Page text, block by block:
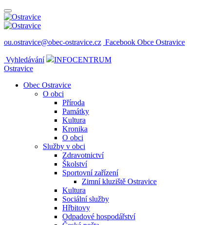
ou.ostravice@obec-ostravice.cz Facebook Obce Ostravice
Vyhledávání
INFOCENTRUM
Ostravice
Obec Ostravice
O obci
Příroda
Památky
Kultura
Kronika
O obci
Služby v obci
Zdravotnictví
Školství
Sportovní zařízení
Zimní kluziště Ostravice
Kultura
Sociální služby
Hřbitovy
Odpadové hospodářství